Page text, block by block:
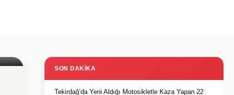
SON DAKIKA
Tekirdağ’da Yeni Aldığı Motosikletle Kaza Yapan 22